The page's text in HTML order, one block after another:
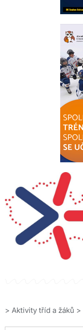
> Aktivity tříd a žáků >